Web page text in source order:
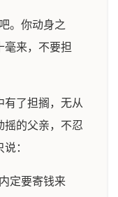
。你动身之
毫来，不要担
有了担搁，无从
摇的父亲，不忍
：
定要寄钱来